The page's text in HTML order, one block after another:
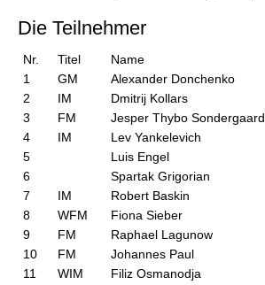
Die Teilnehmer
Nr. Titel Name
1
GM Alexander Donchenko
2
IM Dmitrij Kollars
3
FM Jesper Thybo Sondergaard
4
IM Lev Yankelevich
5
Luis Engel
6
Spartak Grigorian
7
IM Robert Baskin
8
WFM Fiona Sieber
9
FM Raphael Lagunow
10
FM Johannes Paul
11
WIM Filiz Osmanodja